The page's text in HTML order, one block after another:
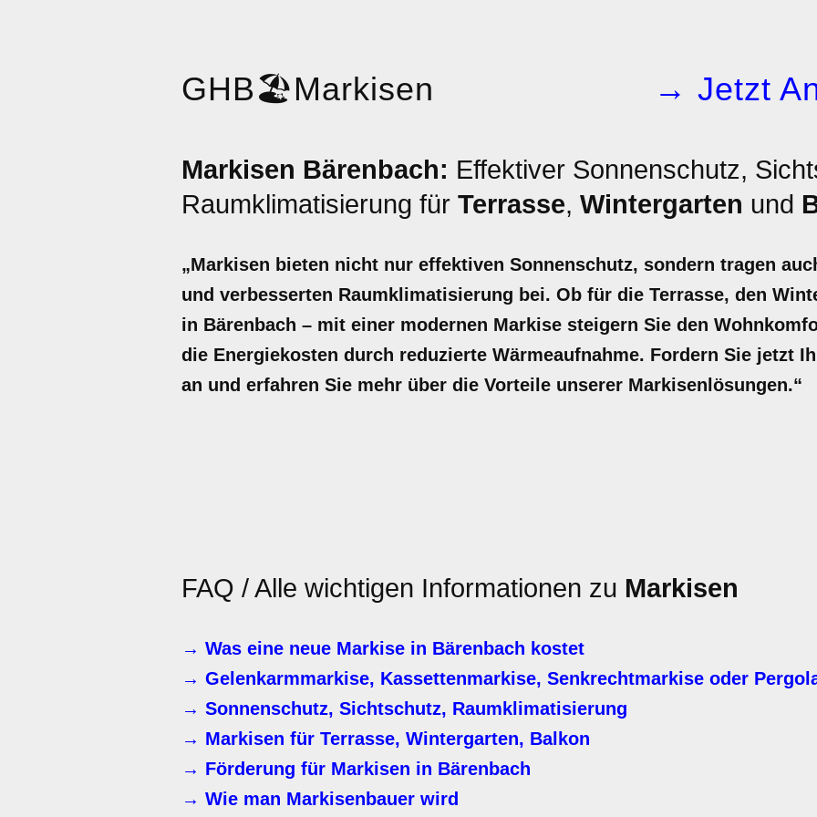
GHB🏖️Markisen → Jetzt
Markisen Bärenbach: Effektiver Sonnenschutz,
Raumklimatisierung für Terrasse, Wintergarten und
„Markisen bieten nicht nur effektiven Sonnenschutz, sondern tragen
und verbesserten Raumklimatisierung bei. Ob für die Terrasse, den
in Bärenbach – mit einer modernen Markise steigern Sie den
die Energiekosten durch reduzierte Wärmeaufnahme. Fordern Sie jetzt
an und erfahren Sie mehr über die Vorteile unserer Markisenlösungen.“
FAQ / Alle wichtigen Informationen zu Markisen
→ Was eine neue Markise in Bärenbach kostet
→ Gelenkarmmarkise, Kassettenmarkise, Senkrechtmarkise oder
→ Sonnenschutz, Sichtschutz, Raumklimatisierung
→ Markisen für Terrasse, Wintergarten, Balkon
→ Förderung für Markisen in Bärenbach
→ Wie man Markisenbauer wird